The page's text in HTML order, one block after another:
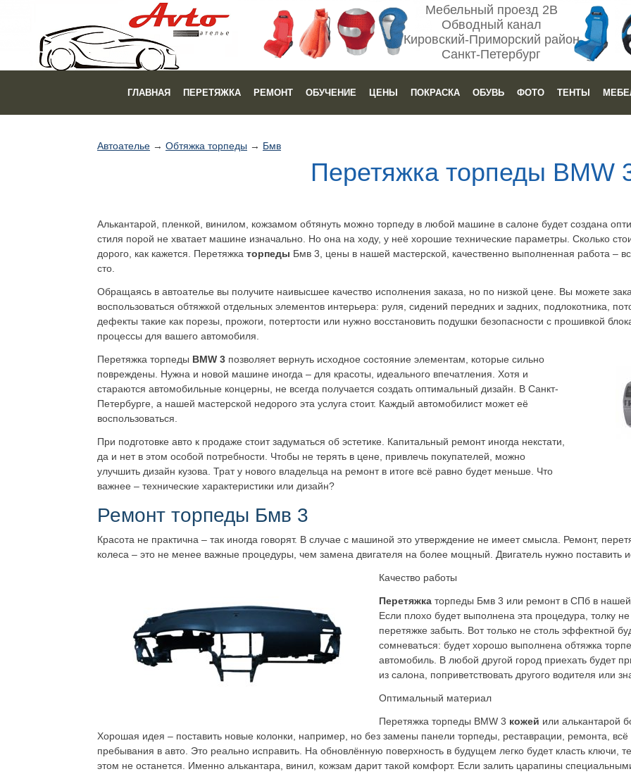
Мебельный проезд 2В
Обводный канал
Кировский-Приморский район
Санкт-Петербург
ГЛАВНАЯ ПЕРЕТЯЖКА РЕМОНТ ОБУЧЕНИЕ ЦЕНЫ ПОКРАСКА ОБУВЬ ФОТО ТЕНТЫ
Автоателье → Обтяжка торпеды → Бмв
Перетяжка торпеды BMW
Алькантарой, пленкой, винилом, кожзамом обтянуть можно торпеду в любой машине в салоне будет создана
стиля порой не хватает машине изначально. Но она на ходу, у неё хорошие технические параметры. Сколько
дорого, как кажется. Перетяжка торпеды Бмв 3, цены в нашей мастерской, качественно выполненная работа –
сто.
Обращаясь в автоателье вы получите наивысшее качество исполнения заказа, но по низкой цене. Вы можете
воспользоваться обтяжкой отдельных элементов интерьера: руля, сидений передних и задних, подлокотника,
дефекты такие как порезы, прожоги, потертости или нужно восстановить подушки безопасности с прошивкой
процессы для вашего автомобиля.
Перетяжка торпеды BMW 3 позволяет вернуть исходное состояние элементам, которые сильно
повреждены. Нужна и новой машине иногда – для красоты, идеального впечатления. Хотя и
стараются автомобильные концерны, не всегда получается создать оптимальный дизайн. В Санкт-
Петербурге, а нашей мастерской недорого эта услуга стоит. Каждый автомобилист может её
воспользоваться.
При подготовке авто к продаже стоит задуматься об эстетике. Капитальный ремонт иногда некстати,
да и нет в этом особой потребности. Чтобы не терять в цене, привлечь покупателей, можно
улучшить дизайн кузова. Трат у нового владельца на ремонт в итоге всё равно будет меньше. Что
важнее – технические характеристики или дизайн?
Ремонт торпеды Бмв 3
Красота не практична – так иногда говорят. В случае с машиной это утверждение не имеет смысла. Ремонт,
колеса – это не менее важные процедуры, чем замена двигателя на более мощный. Двигатель нужно поставить
Качество работы
Перетяжка торпеды Бмв 3 или ремонт в СПб в нашей
Если плохо будет выполнена эта процедура, толку
перетяжке забыть. Вот только не столь эффектной
сомневаться: будет хорошо выполнена обтяжка
автомобиль. В любой другой город приехать будет
из салона, поприветствовать другого водителя или
Оптимальный материал
Перетяжка торпеды BMW 3 кожей или алькантарой
Хорошая идея – поставить новые колонки, например, но без замены панели торпеды, реставрации, ремонта,
пребывания в авто. Это реально исправить. На обновлённую поверхность в будущем легко будет класть ключи,
этом не останется. Именно алькантара, винил, кожзам дарит такой комфорт. Если залить царапины